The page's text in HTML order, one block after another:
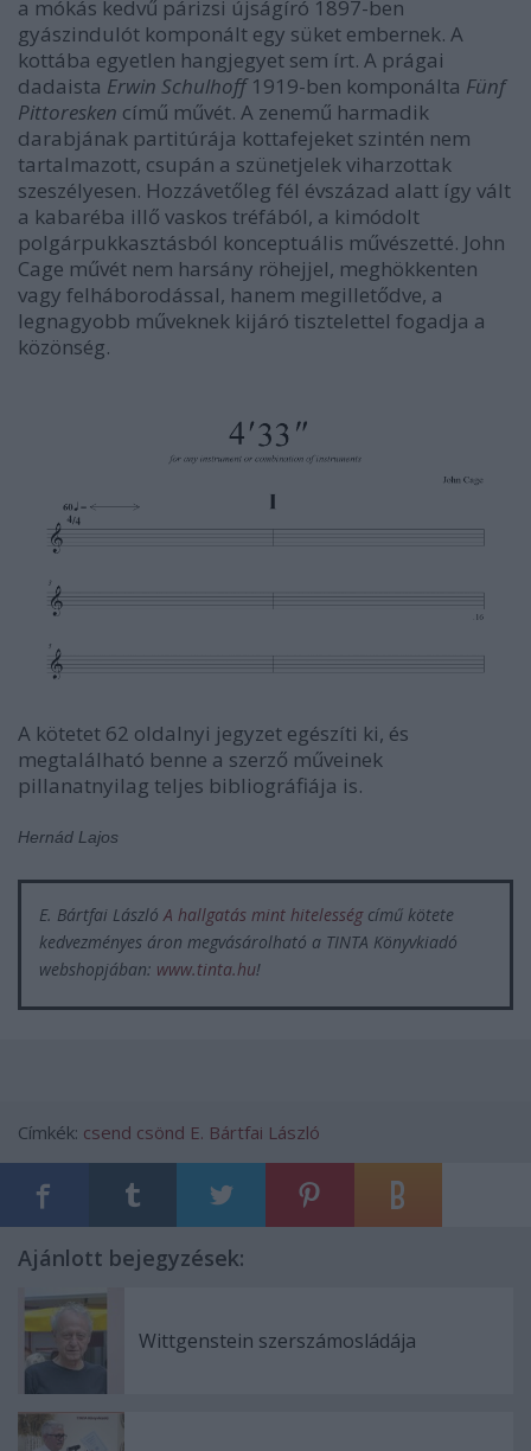
a mókás kedvű párizsi újságíró 1897-ben
gyászindulót komponált egy süket embernek. A
kottába egyetlen hangjegyet sem írt. A prágai
dadaista Erwin Schulhoff1919-ben komponálta Fünf
Pittoresken című művét. A zenemű harmadik
darabjának partitúrája kottafejeket szintén nem
tartalmazott, csupán a szünetjelek viharzottak
szeszélyesen. Hozzávetőleg fél évszázad alatt így vált
a kabaréba illő vaskos tréfából, a kimódolt
polgárpukkasztásból konceptuális művészetté. John
Cage művét nem harsány röhejjel, meghökkenten
vagy felháborodással, hanem megilletődve, a
legnagyobb műveknek kijáró tisztelettel fogadja a
közönség.
A kötetet 62 oldalnyi jegyzet egészíti ki, és
megtalálható benne a szerző műveinek
pillanatnyilag teljes bibliográfiája is.
Hernád Lajos
E. Bártfai LászlóA hallgatás mint hitelességcímű kötete
kedvezményes áron megvásárolható a TINTA Könyvkiadó
webshopjában: www.tinta.hu!
Címkék: csend csönd E. Bártfai László
Ajánlott bejegyzések:
Wittgenstein szerszámosládája